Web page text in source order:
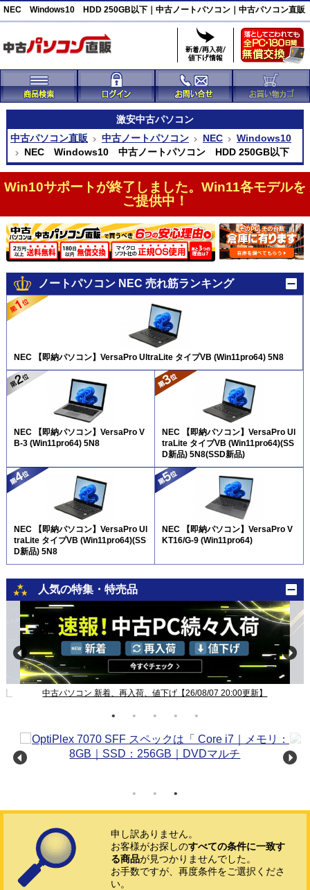
NEC Windows10 HDD 250GB以下｜中古ノートパソコン｜中古パソコン直販
激安中古パソコン
中古パソコン直販
中古ノートパソコン NEC
Windows10
NEC Windows10 中古ノートパソコン HDD 250GB以下
Win10サポートが終了しました。Win11各モデルを
ご提供中！
ノートパソコン NEC 売れ筋ランキング
NEC 【即納パソコン】VersaPro UltraLite タイプVB (Win11pro64) 5N8
NEC 【即納パソコン】VersaPro V
B-3 (Win11pro64) 5N8
NEC 【即納パソコン】VersaPro Ul
traLite タイプVB (Win11pro64)(SS
D新品) 5N8(SSD新品)
NEC 【即納パソコン】VersaPro Ul
traLite タイプVB (Win11pro64)(SS
D新品) 5N8
NEC 【即納パソコン】VersaPro V
KT16/G-9 (Win11pro64)
人気の特集・特売品
中古パソコン 新着、再入荷、値下げ【26/08/07 20:00更新】
申し訳ありません。
お客様がお探しのすべての条件に一致す
る商品が見つかりませんでした。
お手数ですが、再度条件をご選択くださ
い。